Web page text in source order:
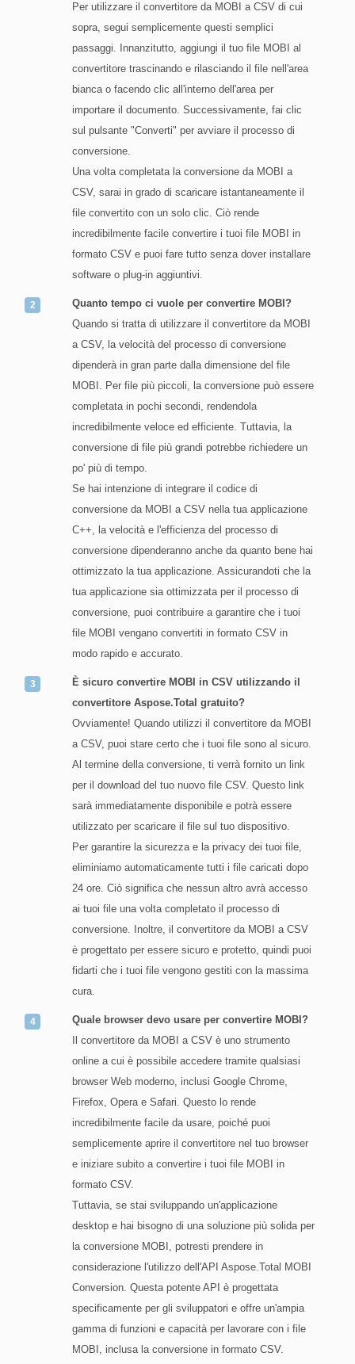
Per utilizzare il convertitore da MOBI a CSV di cui
sopra, segui semplicemente questi semplici
passaggi. Innanzitutto, aggiungi il tuo file MOBI al
convertitore trascinando e rilasciando il file nell'area
bianca o facendo clic all'interno dell'area per
importare il documento. Successivamente, fai clic
sul pulsante "Converti" per avviare il processo di
conversione.
Una volta completata la conversione da MOBI a
CSV, sarai in grado di scaricare istantaneamente il
file convertito con un solo clic. Ciò rende
incredibilmente facile convertire i tuoi file MOBI in
formato CSV e puoi fare tutto senza dover installare
software o plug-in aggiuntivi.
Quanto tempo ci vuole per convertire MOBI?
Quando si tratta di utilizzare il convertitore da MOBI
a CSV, la velocità del processo di conversione
dipenderà in gran parte dalla dimensione del file
MOBI. Per file più piccoli, la conversione può essere
completata in pochi secondi, rendendola
incredibilmente veloce ed efficiente. Tuttavia, la
conversione di file più grandi potrebbe richiedere un
po' più di tempo.
Se hai intenzione di integrare il codice di
conversione da MOBI a CSV nella tua applicazione
C++, la velocità e l'efficienza del processo di
conversione dipenderanno anche da quanto bene hai
ottimizzato la tua applicazione. Assicurandoti che la
tua applicazione sia ottimizzata per il processo di
conversione, puoi contribuire a garantire che i tuoi
file MOBI vengano convertiti in formato CSV in
modo rapido e accurato.
È sicuro convertire MOBI in CSV utilizzando il
convertitore Aspose.Total gratuito?
Ovviamente! Quando utilizzi il convertitore da MOBI
a CSV, puoi stare certo che i tuoi file sono al sicuro.
Al termine della conversione, ti verrà fornito un link
per il download del tuo nuovo file CSV. Questo link
sarà immediatamente disponibile e potrà essere
utilizzato per scaricare il file sul tuo dispositivo.
Per garantire la sicurezza e la privacy dei tuoi file,
eliminiamo automaticamente tutti i file caricati dopo
24 ore. Ciò significa che nessun altro avrà accesso
ai tuoi file una volta completato il processo di
conversione. Inoltre, il convertitore da MOBI a CSV
è progettato per essere sicuro e protetto, quindi puoi
fidarti che i tuoi file vengono gestiti con la massima
cura.
Quale browser devo usare per convertire MOBI?
Il convertitore da MOBI a CSV è uno strumento
online a cui è possibile accedere tramite qualsiasi
browser Web moderno, inclusi Google Chrome,
Firefox, Opera e Safari. Questo lo rende
incredibilmente facile da usare, poiché puoi
semplicemente aprire il convertitore nel tuo browser
e iniziare subito a convertire i tuoi file MOBI in
formato CSV.
Tuttavia, se stai sviluppando un'applicazione
desktop e hai bisogno di una soluzione più solida per
la conversione MOBI, potresti prendere in
considerazione l'utilizzo dell'API Aspose.Total MOBI
Conversion. Questa potente API è progettata
specificamente per gli sviluppatori e offre un'ampia
gamma di funzioni e capacità per lavorare con i file
MOBI, inclusa la conversione in formato CSV.